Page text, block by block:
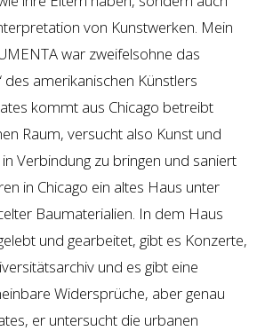
von Kunstwerken. Mein
war zweifelsohne das
des amerikanischen Künstlers
kommt aus Chicago betreibt
Raum, versucht also Kunst und
Verbindung zu bringen und saniert
in Chicago ein altes Haus unter
Baumaterialien. In dem Haus
und gearbeitet, gibt es Konzerte,
und es gibt eine
Widersprüche, aber genau
er untersucht die urbanen